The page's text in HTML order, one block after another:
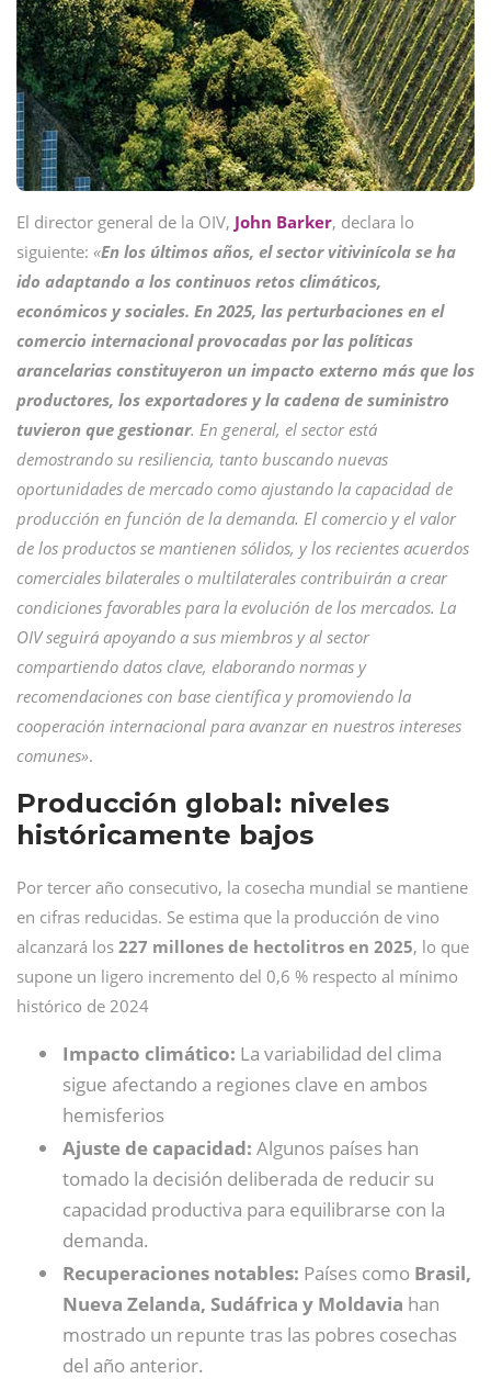
El director general de la OIV, John Barker, declara lo
siguiente: «En los últimos años, el sector vitivinícola se ha
ido adaptando a los continuos retos climáticos,
económicos y sociales. En 2025, las perturbaciones en el
comercio internacional provocadas por las políticas
arancelarias constituyeron un impacto externo más que los
productores, los exportadores y la cadena de suministro
tuvieron que gestionar. En general, el sector está
demostrando su resiliencia, tanto buscando nuevas
oportunidades de mercado como ajustando la capacidad de
producción en función de la demanda. El comercio y el valor
de los productos se mantienen sólidos, y los recientes acuerdos
comerciales bilaterales o multilaterales contribuirán a crear
condiciones favorables para la evolución de los mercados. La
OIV seguirá apoyando a sus miembros y al sector
compartiendo datos clave, elaborando normas y
recomendaciones con base científica y promoviendo la
cooperación internacional para avanzar en nuestros intereses
comunes».
Producción global: niveles
históricamente bajos
Por tercer año consecutivo, la cosecha mundial se mantiene
en cifras reducidas. Se estima que la producción de vino
alcanzará los 227 millones de hectolitros en 2025, lo que
supone un ligero incremento del 0,6 % respecto al mínimo
histórico de 2024
Impacto climático: La variabilidad del clima
sigue afectando a regiones clave en ambos
hemisferios
Ajuste de capacidad: Algunos países han
tomado la decisión deliberada de reducir su
capacidad productiva para equilibrarse con la
demanda.
Recuperaciones notables: Países como Brasil,
Nueva Zelanda, Sudáfrica y Moldavia han
mostrado un repunte tras las pobres cosechas
del año anterior.